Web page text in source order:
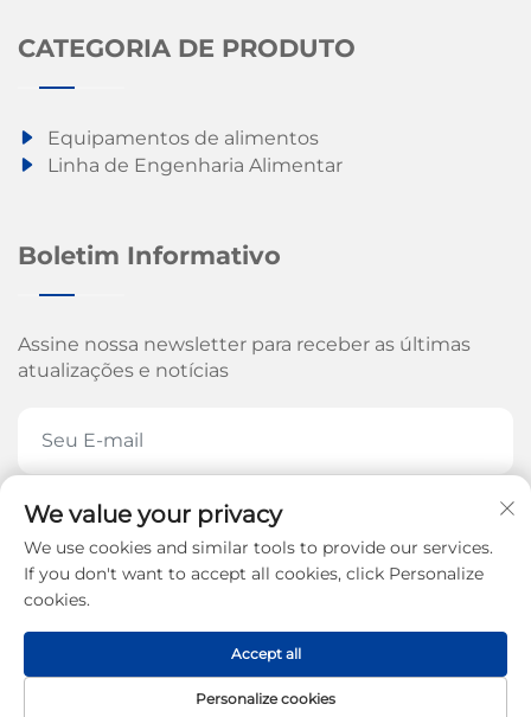
CATEGORIA DE PRODUTO
Equipamentos de alimentos
Linha de Engenharia Alimentar
Boletim Informativo
Assine nossa newsletter para receber as últimas
atualizações e notícias
ASSINE AGORA
Direitos autorais © 2026 pela Jinan Arrow Machinery
Co., Ltd. - Política de Privacidade
We value your privacy
We use cookies and similar tools to provide our services.
If you don't want to accept all cookies, click Personalize
cookies.
Personalize cookies
Accept all